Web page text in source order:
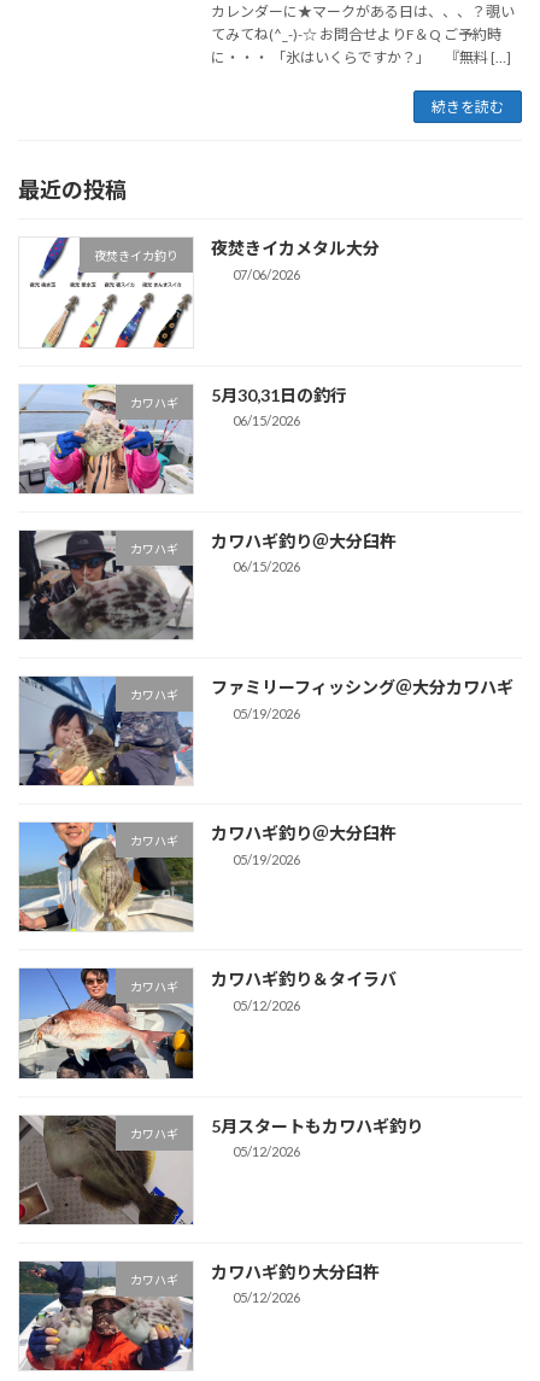
カレンダーに★マークがある日は、、、？覗い
てみてね(^_-)-☆ お問合せよりF＆Q ご予約時
に・・・ 「氷はいくらですか？」 『無料 […]
続きを読む
最近の投稿
夜焚きイカ釣り 夜焚きイカメタル大分
07/06/2026
カワハギ 5月30,31日の釣行
06/15/2026
カワハギ カワハギ釣り＠大分臼杵
06/15/2026
カワハギ ファミリーフィッシング＠大分カワハギ
05/19/2026
カワハギ カワハギ釣り＠大分臼杵
05/19/2026
カワハギ カワハギ釣り＆タイラバ
05/12/2026
カワハギ 5月スタートもカワハギ釣り
05/12/2026
カワハギ カワハギ釣り大分臼杵
05/12/2026